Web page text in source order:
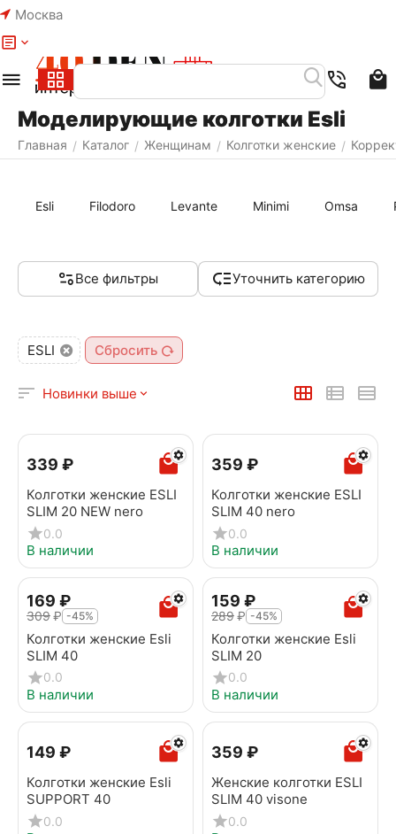
Москва
Моделирующие колготки Esli
Главная / Каталог / Женщинам / Колготки женские /
Esli Filodoro Levante Minimi Omsa
Все фильтры Уточнить категорию
ESLI Сбросить
Новинки выше
‍339‍ ₽
Колготки женские ESLI
SLIM 20 NEW nero
0.0
В наличии
‍359‍ ₽
Колготки женские ESLI
SLIM 40 nero
0.0
В наличии
‍169‍ ₽
‍309‍₽ -45%
Колготки женские Esli
SLIM 40
0.0
В наличии
‍159‍ ₽
‍289‍₽ -45%
Колготки женские Esli
SLIM 20
0.0
В наличии
‍149‍ ₽
Колготки женские Esli
SUPPORT 40
0.0
‍359‍ ₽
Женские колготки ESLI
SLIM 40 visone
0.0